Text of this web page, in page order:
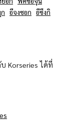
อีจงซอก อีซึงกิ
Korseries ได้ที่